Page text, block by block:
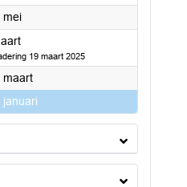
mei2025
2025
19 maart 2025
maart2025
januari